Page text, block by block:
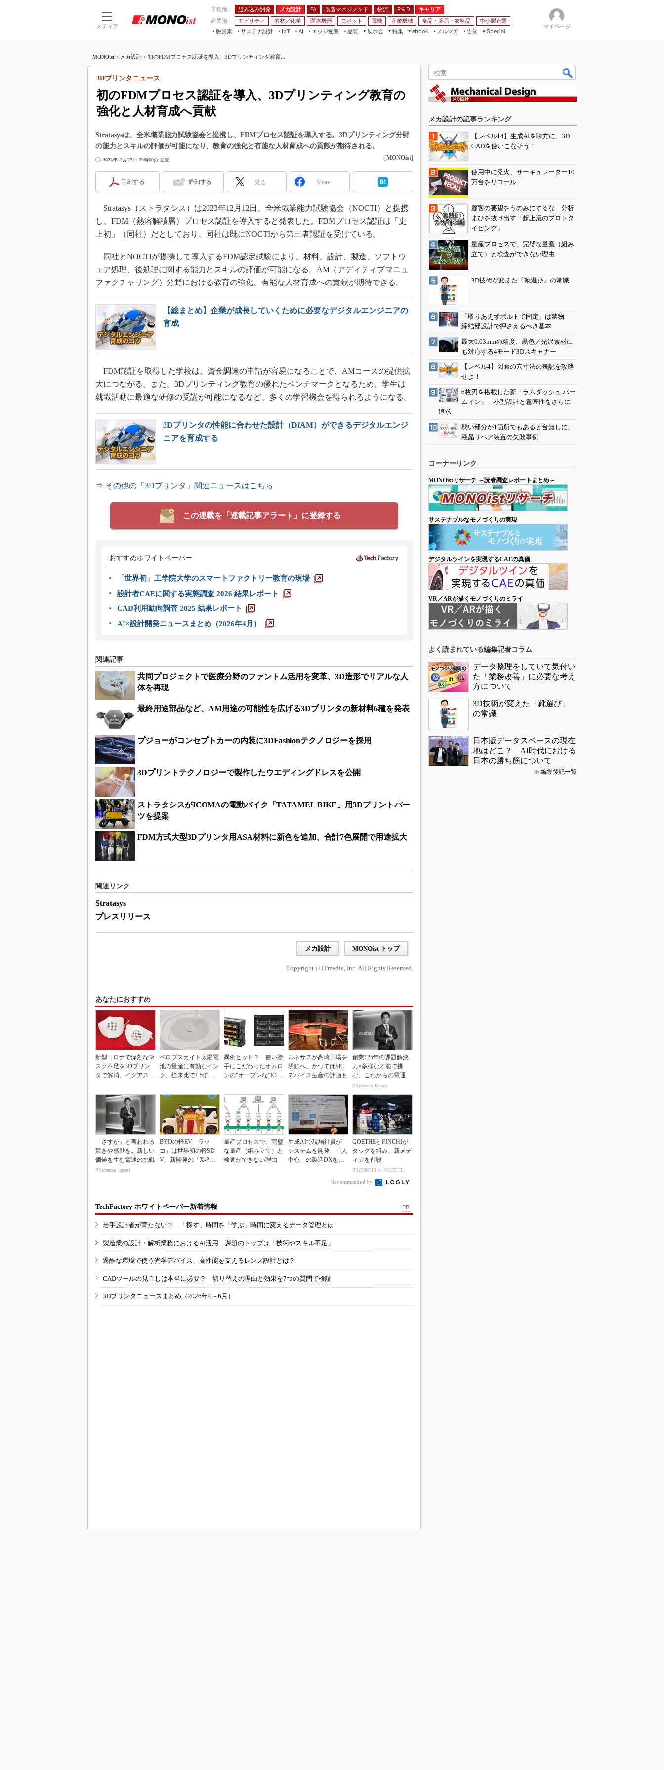
メディア
工程別： 組み込み開発 メカ設計 FA 製造マネジメント 物流 R＆D
キャリア
産業別：
モビリティ 素材／化学 医療機器 ロボット 電機 産業機械 食品・薬品・衣料品
中小製造業
脱炭素
サステナ設計
IoT
つながる工場
AI
AI×設備保全
エッジ逆襲 品質
展示会
JIMTOF
IIFES
TECHNO-FRONTIER
スマート工場EXPO
EdgeTech+
AUTOMOTIVE WORLD
産業オープンネット展
特集
VR／AR
フィールドサービス
組み込み画像技術
組み込みモデリング
車載ソフト開発
ISO26262
無償設計ツール
3Dプリンタ
デジタルツインとCAE
S＆OP
インダストリー4.0
イノベーション
製造業ビッグデータ
メイドインジャパン
グローバル設計・開発
制御セキュリティ
ebook
メルマガ
告知 Special
マイページ
MONOist > メカ設計 > 初のFDMプロセス認証を導入、3Dプリンティング教育...
初のFDMプロセス認証を導入、3Dプリンティング教育の
強化と人材育成へ貢献
3Dプリンタニュース
Stratasysは、全米職業能力試験協会と提携し、FDMプロセス認証を導入する。3Dプリンティング分野
の能力とスキルの評価が可能になり、教育の強化と有能な人材育成への貢献が期待される。
2023年12月27日 09時00分 公開 [MONOist]
印刷する 通知する 見る Share
Stratasys（ストラタシス）は2023年12月12日、全米職業能力試験協会（NOCTI）と提携
し、FDM（熱溶解積層）プロセス認証を導入すると発表した。FDMプロセス認証は「史
上初」（同社）だとしており、同社は既にNOCTIから第三者認証を受けている。
同社とNOCTIが提携して導入するFDM認定試験により、材料、設計、製造、ソフトウ
ェア処理、後処理に関する能力とスキルの評価が可能になる。AM（アディティブマニュ
ファクチャリング）分野における教育の強化、有能な人材育成への貢献が期待できる。
【総まとめ】企業が成長していくために必要なデジタルエンジニアの
育成
FDM認証を取得した学校は、資金調達の申請が容易になることで、AMコースの提供拡
大につながる。また、3Dプリンティング教育の優れたベンチマークとなるため、学生は
就職活動に最適な研修の受講が可能になるなど、多くの学習機会を得られるようになる。
3Dプリンタの性能に合わせた設計（DfAM）ができるデジタルエンジ
ニアを育成する
⇒ その他の「3Dプリンタ」関連ニュースはこちら
この連載を「連載記事アラート」に登録する
おすすめホワイトペーパー
「世界初」工学院大学のスマートファクトリー教育の現場
設計者CAEに関する実態調査 2026 結果レポート
CAD利用動向調査 2025 結果レポート
AI×設計開発ニュースまとめ（2026年4月）
関連記事
共同プロジェクトで医療分野のファントム活用を変革、3D造形でリアルな人
体を再現
最終用途部品など、AM用途の可能性を広げる3Dプリンタの新材料6種を発表
プジョーがコンセプトカーの内装に3DFashionテクノロジーを採用
3Dプリントテクノロジーで製作したウエディングドレスを公開
ストラタシスがICOMAの電動バイク「TATAMEL BIKE」用3Dプリントパー
ツを提案
FDM方式大型3Dプリンタ用ASA材料に新色を追加、合計7色展開で用途拡大
関連リンク
Stratasys
プレスリリース
メカ設計 MONOist トップ
Copyright © ITmedia, Inc. All Rights Reserved.
あなたにおすすめ
新型コロナで深刻なマ
スク不足を3Dプリン
タで解消、イグアスが
ペロブスカイト太陽電
池の量産に有効なイン
ク、従来比で1.5倍の
異例ヒット？ 使い勝
手にこだわったオムロ
ンの“オープンな”IO-L
ルネサスが高崎工場を
閉鎖へ、かつてはSiC
デバイス生産の計画も
創業125年の課題解決
力×多様な才能で挑
む、これからの電通
PR(dentsu Japan)
「さすが」と言われる
驚きや感動を。新しい
価値を生む電通の挑戦
PR(dentsu Japan)
BYDの軽EV「ラッ
コ」は世界初の軽SD
V、新開発の「X-PAC
量産プロセスで、完璧
な量産（組み立て）と
検査ができない理由
生成AIで現場社員が
システムを開発 「人
中心」の製造DXを自
GOETHEとFINCHIが
タッグを組み、新メデ
ィアを創設
PR(FINCHI on GOETHE)
Recommended by
TechFactory ホワイトペーパー新着情報 PR
若手設計者が育たない？ 「探す」時間を「学ぶ」時間に変えるデータ管理とは
製造業の設計・解析業務におけるAI活用 課題のトップは「技術やスキル不足」
過酷な環境で使う光学デバイス、高性能を支えるレンズ設計とは？
CADツールの見直しは本当に必要？ 切り替えの理由と効果を7つの質問で検証
3Dプリンタニュースまとめ（2026年4～6月）
メカ設計の記事ランキング
【レベル14】生成AIを味方に、3D
CADを使いこなそう！
使用中に発火、サーキュレーター10
万台をリコール
顧客の要望をうのみにするな 分析
まひを抜け出す「超上流のプロトタ
イピング」
量産プロセスで、完璧な量産（組み
立て）と検査ができない理由
3D技術が変えた「靴選び」の常識
「取りあえずボルトで固定」は禁物
締結部設計で押さえるべき基本
最大0.03mmの精度、黒色／光沢素材に
も対応する4モード3Dスキャナー
【レベル4】図面の穴寸法の表記を攻略
せよ！
6枚刃を搭載した新「ラムダッシュ パー
ムイン」 小型設計と意匠性をさらに
追求
弱い部分が1箇所でもあると台無しに、
液晶リペア装置の失敗事例
コーナーリンク
MONOistリサーチ ～読者調査レポートまとめ～
サステナブルなモノづくりの実現
デジタルツインを実現するCAEの真価
VR／ARが描くモノづくりのミライ
よく読まれている編集記者コラム
データ整理をしていて気付い
た「業務改善」に必要な考え
方について
3D技術が変えた「靴選び」
の常識
日本版データスペースの現在
地はどこ？ AI時代における
日本の勝ち筋について
≫ 編集後記一覧